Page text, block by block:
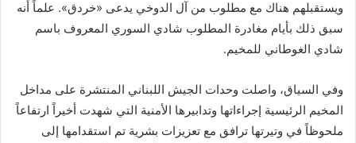
ويستقبلهم هناك مع مطلوب من آل الدوخي يدعى «خردق». علماً أنه
سبق ذلك بأيام مغادرة المطلوب شادي السوري المعروف باسم
شادي الغوطاني للمخيم.
وفي السياق، واصلت وحدات الجيش اللبناني المنتشرة على مداخل
المخيم الرئيسية إجراءاتها وتدابيرها الأمنية التي شهدت أخيراً ارتفاعاً
ملحوظاً في وتيرتها ترافق مع تعزيزات بشرية تم استقدامها إلى